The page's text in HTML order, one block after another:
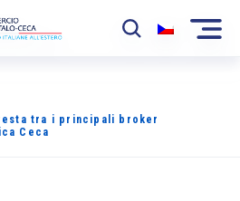
resta tra i principali broker
Ceca